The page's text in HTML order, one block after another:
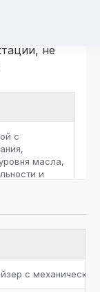
не
c
масла,
и
линия с
для
с